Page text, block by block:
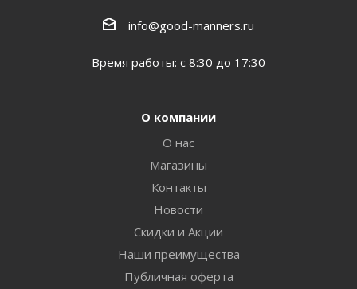
info@good-manners.ru
Время работы: с 8:30 до 17:30
О компании
О нас
Магазины
Контакты
Новости
Скидки и Акции
Наши преимущества
Публичная оферта